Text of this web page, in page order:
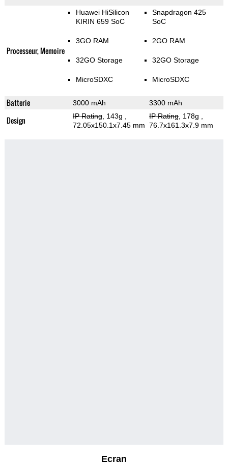
Processeur, Memoire
Huawei HiSilicon
KIRIN 659 SoC
3GO RAM
32GO Storage
MicroSDXC
Snapdragon 425
SoC
2GO RAM
32GO Storage
MicroSDXC
Batterie 3000 mAh 3300 mAh
Design IP Rating, 143g
72.05x150.1x7.45 mm
IP Rating, 178g
76.7x161.3x7.9 mm
Ecran